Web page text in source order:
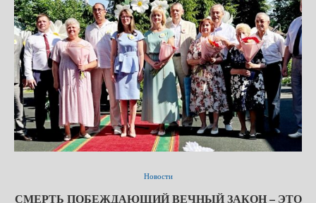
Новости
СМЕРТЬ ПОБЕЖДАЮЩИЙ ВЕЧНЫЙ ЗАКОН – ЭТО